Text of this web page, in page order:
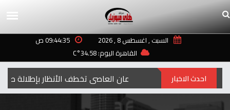
السبت , اغسطس 8 , 2026
09:44:35 ص
القاهرة اليوم: 34.58°C
إيمان العاصي تخطف الأنظار بإطلالة احدث الاخبار